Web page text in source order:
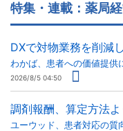
特集・連載：薬局
DXで対物業務を削減
わかば、患者への価値提供
2026/8/5 04:50
調剤報酬、算定方法
ユーウッド、患者対応の質